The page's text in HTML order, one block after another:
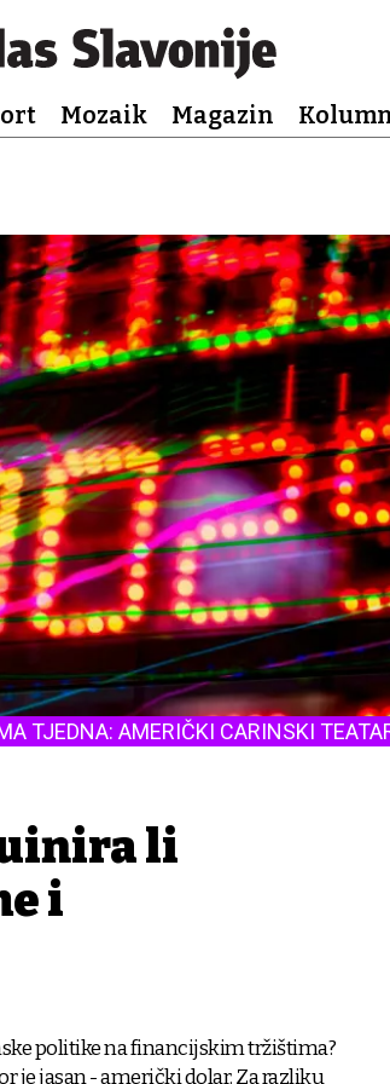
Mozaik Magazin
TJEDNA: AMERIČKI CARINSKI
li
i
politike na financijskim tržištima?
je jasan - američki dolar. Za razliku